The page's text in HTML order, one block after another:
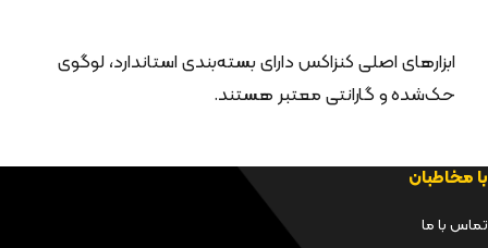
ابزارهای اصلی کنزاکس دارای بسته‌بندی استاندارد، لوگوی
حک‌شده و گارانتی معتبر هستند.
با مخاطبان
تماس با ما